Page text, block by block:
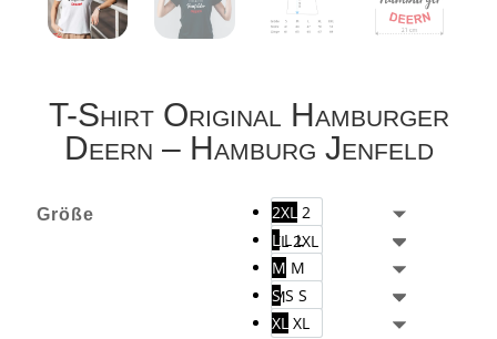
T-Shirt Original Hamburger
Deern – Hamburg Jenfeld
Größe 2XL 2
XL 2XL
L L L
M M
M
S S S
XL XL